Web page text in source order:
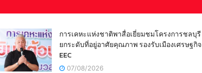
การเคหะแห่งชาติพาสื่อเยี่ยมชมโครงการชลบุรี
ยกระดับที่อยู่อาศัยคุณภาพ รองรับเมืองเศรษฐกิจ
EEC
07/08/2026